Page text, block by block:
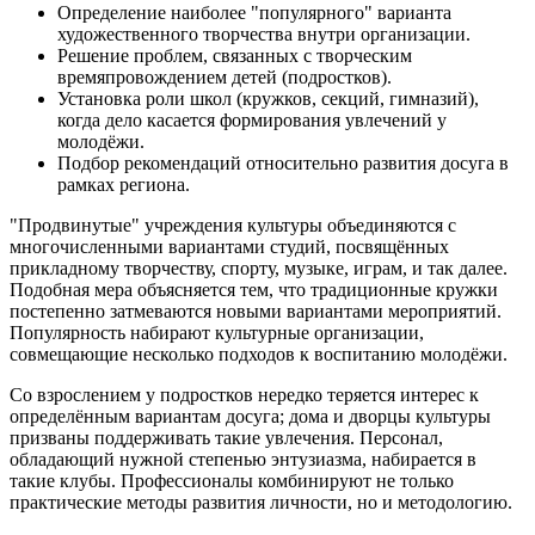
Определение наиболее "популярного" варианта
художественного творчества внутри организации.
Решение проблем, связанных с творческим
времяпровождением детей (подростков).
Установка роли школ (кружков, секций, гимназий),
когда дело касается формирования увлечений у
молодёжи.
Подбор рекомендаций относительно развития досуга в
рамках региона.
"Продвинутые" учреждения культуры объединяются с
многочисленными вариантами студий, посвящённых
прикладному творчеству, спорту, музыке, играм, и так далее.
Подобная мера объясняется тем, что традиционные кружки
постепенно затмеваются новыми вариантами мероприятий.
Популярность набирают культурные организации,
совмещающие несколько подходов к воспитанию молодёжи.
Со взрослением у подростков нередко теряется интерес к
определённым вариантам досуга; дома и дворцы культуры
призваны поддерживать такие увлечения. Персонал,
обладающий нужной степенью энтузиазма, набирается в
такие клубы. Профессионалы комбинируют не только
практические методы развития личности, но и методологию.